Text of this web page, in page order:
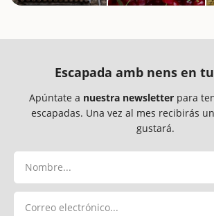
Escapada amb nens en
Apúntate a nuestra newsletterpara
escapadas. Una vez al mes recibirás
gustará.